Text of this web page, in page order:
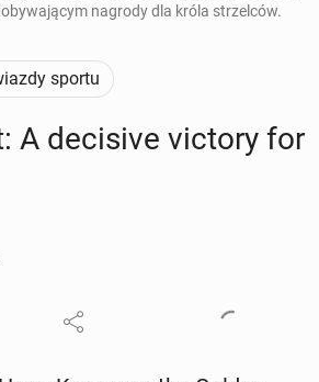
nagrody dla króla strzelców.
sportu
A de­ci­sive victory for